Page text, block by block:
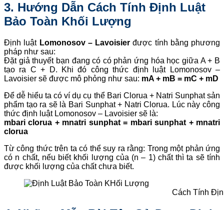
3. Hướng Dẫn Cách Tính Định Luật
Bảo Toàn Khối Lượng
Định luật Lomonosov – Lavoisier được tính bằng phương
pháp như sau:
Đặt giả thuyết bạn đang có có phản ứng hóa học giữa A + B
tạo ra C + D. Khi đó công thức định luật Lomonosov –
Lavoisier sẽ được mô phỏng như sau: mA + mB = mC + mD
Để dễ hiểu ta có ví dụ cụ thể Bari Clorua + Natri Sunphat sản
phẩm tạo ra sẽ là Bari Sunphat + Natri Clorua. Lúc này công
thức định luật Lomonosov – Lavoisier sẽ là:
mbari clorua + mnatri sunphat = mbari sunphat + mnatri
clorua
Từ công thức trên ta có thể suy ra rằng: Trong một phản ứng
có n chất, nếu biết khối lượng của (n – 1) chất thì ta sẽ tính
được khối lượng của chất chưa biết.
Cách Tính